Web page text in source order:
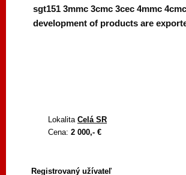
sgt151 3mmc 3cmc 3cec 4mmc
development of products are
Lokalita Celá SR
Cena: 2 000,- €
Registrovaný užívateľ